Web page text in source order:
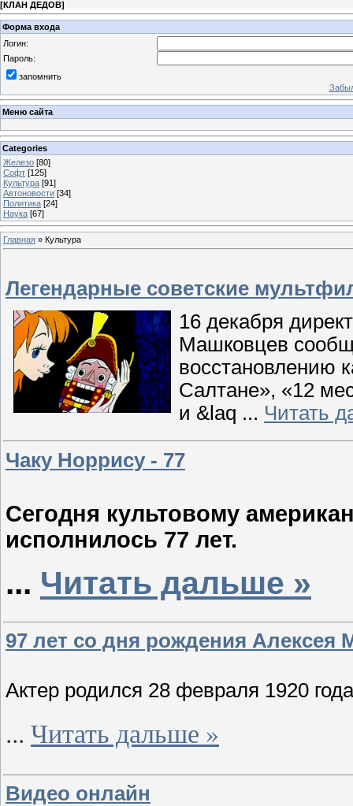
[КЛАН ДЕДОВ]
Форма входа
Логин:
Пароль:
запомнить
Меню сайта
Categories
Железо [80]
Софт [125]
Культура [91]
Автоновости [34]
Политика [24]
Наука [67]
Главная » Культура
Легендарные советские
16 декабря
Машковцев
восстановлению
Салтане», «12
и &laq ... Читать
Чаку Норрису - 77
Сегодня культовому
исполнилось 77 лет.
... Читать дальше »
97 лет со дня рождения Алексея
Актер родился 28 февраля 1920
... Читать дальше »
Видео онлайн